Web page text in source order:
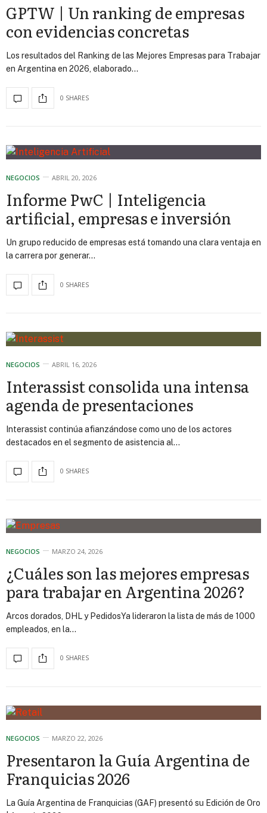
GPTW | Un ranking de empresas
con evidencias concretas
Los resultados del Ranking de las Mejores Empresas para Trabajar
en Argentina en 2026, elaborado…
0 SHARES
NEGOCIOS ABRIL 20, 2026
Informe PwC | Inteligencia
artificial, empresas e inversión
Un grupo reducido de empresas está tomando una clara ventaja en
la carrera por generar…
0 SHARES
NEGOCIOS ABRIL 16, 2026
Interassist consolida una intensa
agenda de presentaciones
Interassist continúa afianzándose como uno de los actores
destacados en el segmento de asistencia al…
0 SHARES
NEGOCIOS MARZO 24, 2026
¿Cuáles son las mejores empresas
para trabajar en Argentina 2026?
Arcos dorados, DHL y PedidosYa lideraron la lista de más de 1000
empleados, en la…
0 SHARES
NEGOCIOS MARZO 22, 2026
Presentaron la Guía Argentina de
Franquicias 2026
La Guía Argentina de Franquicias (GAF) presentó su Edición de Oro